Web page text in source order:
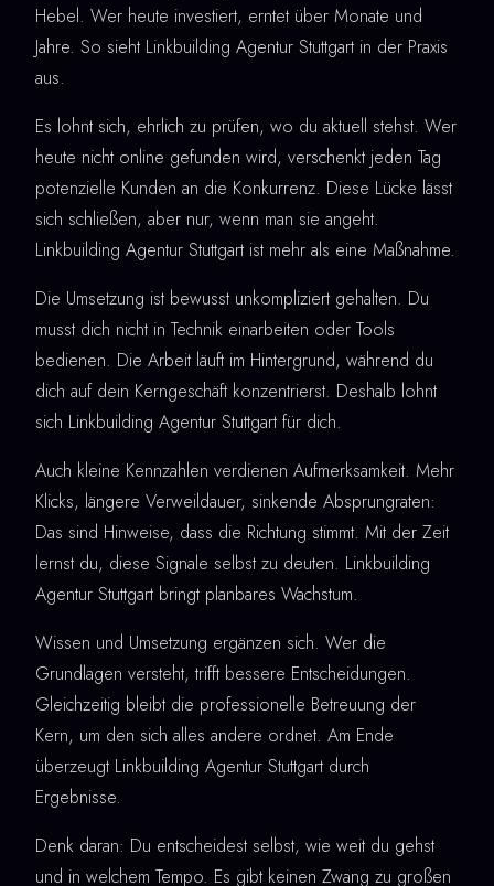
Hebel. Wer heute investiert, erntet über Monate und
Jahre. So sieht Linkbuilding Agentur Stuttgart in der Praxis
aus.
Es lohnt sich, ehrlich zu prüfen, wo du aktuell stehst. Wer
heute nicht online gefunden wird, verschenkt jeden Tag
potenzielle Kunden an die Konkurrenz. Diese Lücke lässt
sich schließen, aber nur, wenn man sie angeht.
Linkbuilding Agentur Stuttgart ist mehr als eine Maßnahme.
Die Umsetzung ist bewusst unkompliziert gehalten. Du
musst dich nicht in Technik einarbeiten oder Tools
bedienen. Die Arbeit läuft im Hintergrund, während du
dich auf dein Kerngeschäft konzentrierst. Deshalb lohnt
sich Linkbuilding Agentur Stuttgart für dich.
Auch kleine Kennzahlen verdienen Aufmerksamkeit. Mehr
Klicks, längere Verweildauer, sinkende Absprungraten:
Das sind Hinweise, dass die Richtung stimmt. Mit der Zeit
lernst du, diese Signale selbst zu deuten. Linkbuilding
Agentur Stuttgart bringt planbares Wachstum.
Wissen und Umsetzung ergänzen sich. Wer die
Grundlagen versteht, trifft bessere Entscheidungen.
Gleichzeitig bleibt die professionelle Betreuung der
Kern, um den sich alles andere ordnet. Am Ende
überzeugt Linkbuilding Agentur Stuttgart durch
Ergebnisse.
Denk daran: Du entscheidest selbst, wie weit du gehst
und in welchem Tempo. Es gibt keinen Zwang zu großen